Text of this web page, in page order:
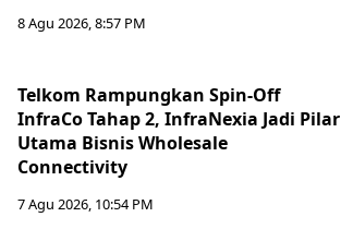
8 Agu 2026, 8:57 PM
Telkom Rampungkan Spin-Off
InfraCo Tahap 2, InfraNexia Jadi Pilar
Utama Bisnis Wholesale
Connectivity
7 Agu 2026, 10:54 PM